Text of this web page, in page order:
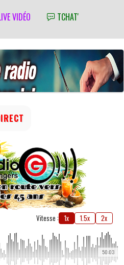
VIDÉO TCHAT'
Vitesse : 1x 1.5x 2x
50:03